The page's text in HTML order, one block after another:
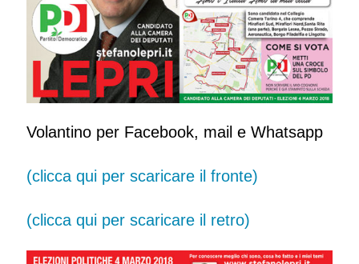
Volantino per Facebook, mail e Whatsapp
(clicca qui per scaricare il fronte)
(clicca qui per scaricare il retro)